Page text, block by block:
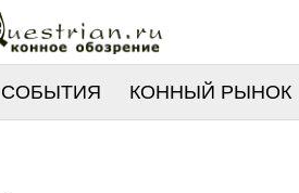
СОБЫТИЯ КОННЫЙ РЫНОК